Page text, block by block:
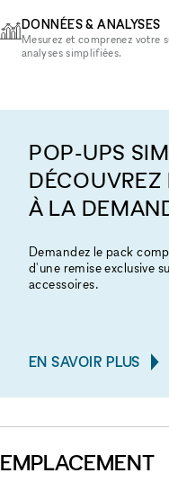
DONNÉES & ANALYSES
Mesurez et comprenez votre
analyses simplifiées.
POP-UPS
À LA
Demandez le pack
d'une remise exclusive
accessoires.
EN SAVOIR PLUS
EMPLACEMENT